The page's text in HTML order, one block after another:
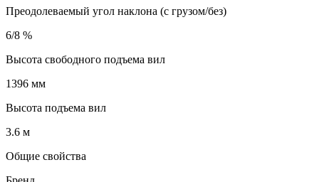
Преодолеваемый угол наклона (с грузом/без)
6/8 %
Высота свободного подъема вил
1396 мм
Высота подъема вил
3.6 м
Общие свойства